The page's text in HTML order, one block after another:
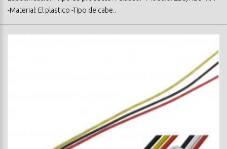
-Material: El plastico -Tipo de cabe..